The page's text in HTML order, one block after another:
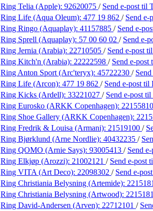
Ring Telia (Apple): 92620075 / Send e-post til
Ring Life (Aqua Oleum): 477 19 862 / Send e-
Ring Ringo (Aquaplay): 41157885 / Send e-
Ring Sprell (Aquaplay): 57 00 60 02 / Send e-
Ring Jernia (Arabia): 22710505 / Send e-post
Ring Kitch'n (Arabia): 22222598 / Send e-post
Ring Anton Sport (Arc'teryx): 45722230 /
Ring Life (Arcon): 477 19 862 / Send e-post til
Ring Kicks (Ardell): 33221027 / Send e-post til
Ring Eurosko (ARKK Copenhagen): 22155810
Ring Shoe Gallery (ARKK Copenhagen):
Ring Fredrik & Louisa (Armani): 21519100 /
Ring Bjørklund (Arne Nordlie): 40432235 /
Ring QOMO (Arnie Says): 93005413 / Send
Ring Elkjøp (Arozzi): 21002121 / Send e-post
Ring VITA (Art Deco): 22098302 / Send e-post
Ring Christiania Belysning (Artemide):
Ring Christiania Belysning (Artwood):
Ring David-Andersen (Arven): 22712101 /